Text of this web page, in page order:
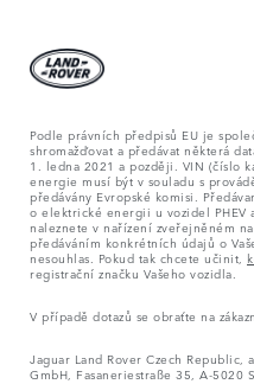
Podle právních předpisů EU je
shromažďovat a předávat některá
1. ledna 2021 a později. VIN (číslo
energie musí být v souladu s
předávány Evropské komisi.
o elektrické energii u vozidel PHEV
naleznete v nařízení zveřejněném
předáváním konkrétních údajů o
nesouhlas. Pokud tak chcete učinit,
registrační značku Vašeho vozidla.
V případě dotazů se obraťte na
Jaguar Land Rover Czech Republic,
GmbH, Fasaneriestraße 35, A-5020